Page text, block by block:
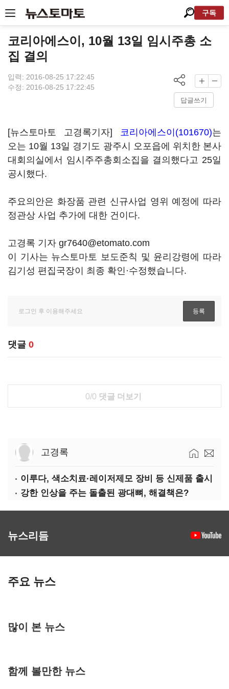
구독
코리아에스이, 10월 13일 임시주총 소
집 결의
입력: 2016-08-25 17:22:45
수정: 2016-08-25 17:22:45
답글쓰기
[뉴스토마토 고경록기자] 코리아에스이(101670)는
오는 10월 13일 경기도 광주시 오포읍에 위치한 본사
대회의실에서 임시주주총회소집을 결의했다고 25일
공시했다.
주요의안은 화장품 관련 신규사업 영위 예정에 따라
정관상 사업 추가에 대한 건이다.
고경록 기자 gr7640@etomato.com
이 기사는 뉴스토마토 보도준칙 및 윤리강령에 따라
김기성 편집국장이 최종 확인·수정했습니다.
댓글 0
0/0 댓글 더보기
고경록
이루다, 색소치료·레이저제모 장비 등 신제품 출시
강한 인상을 주는 돌출된 광대뼈, 해결책은?
뉴스리듬
주요 뉴스
많이 본 뉴스
함께 볼만한 뉴스